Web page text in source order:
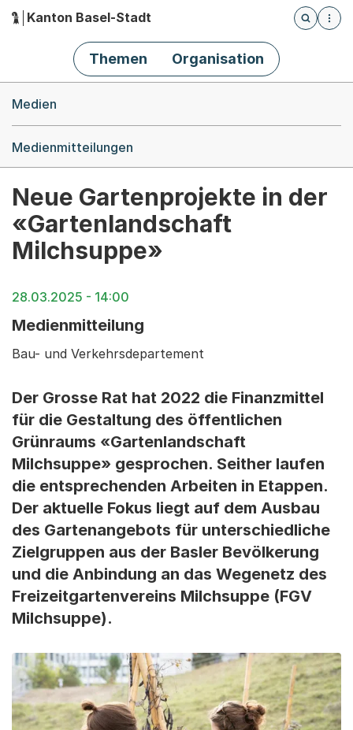
Hauptnavigation
Kanton Basel-Stadt
Öffnet
Themen Organisation
Medien
Medienmitteilungen
Neue Gartenprojekte in der
«Gartenlandschaft
Milchsuppe»
28.03.2025 - 14:00
Medienmitteilung
Bau- und Verkehrsdepartement
Der Grosse Rat hat 2022 die Finanzmittel
für die Gestaltung des öffentlichen
Grünraums «Gartenlandschaft
Milchsuppe» gesprochen. Seither laufen
die entsprechenden Arbeiten in Etappen.
Der aktuelle Fokus liegt auf dem Ausbau
des Gartenangebots für unterschiedliche
Zielgruppen aus der Basler Bevölkerung
und die Anbindung an das Wegenetz des
Freizeitgartenvereins Milchsuppe (FGV
Milchsuppe).